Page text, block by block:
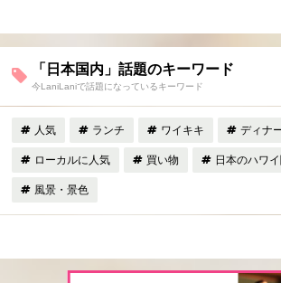
「日本国内」話題のキーワード
今LaniLaniで話題になっているキーワード
人気 ランチ ワイキキ ディナ
ローカルに人気 買い物 日本のハワ
風景・景色